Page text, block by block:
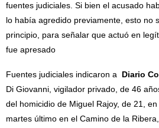
fuentes judiciales. Si bien el acusado
lo había agredido previamente, esto no
principio, para señalar que actuó en
fue apresado
Fuentes judiciales indicaron a Diario
Di Giovanni, vigilador privado, de 46
del homicidio de Miguel Rajoy, de 21,
martes último en el Camino de la